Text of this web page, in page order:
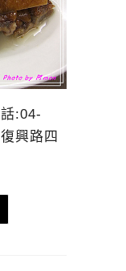
:04-
興路四